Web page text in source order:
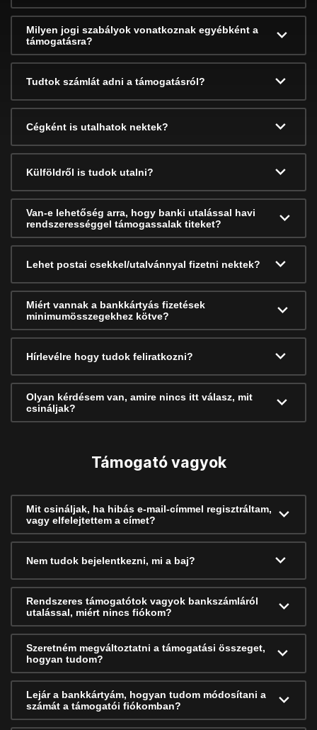
Milyen jogi szabályok vonatkoznak egyébként a
támogatásra?
Tudtok számlát adni a támogatásról?
Cégként is utalhatok nektek?
Külföldről is tudok utalni?
Van-e lehetőség arra, hogy banki utalással havi
rendszerességgel támogassalak titeket?
Lehet postai csekkel/utalvánnyal fizetni nektek?
Miért vannak a bankkártyás fizetések
minimumösszegekhez kötve?
Hírlevélre hogy tudok feliratkozni?
Olyan kérdésem van, amire nincs itt válasz, mit
csináljak?
Támogató vagyok
Mit csináljak, ha hibás e-mail-címmel regisztráltam,
vagy elfelejtettem a címet?
Nem tudok bejelentkezni, mi a baj?
Rendszeres támogatótok vagyok bankszámláról
utalással, miért nincs fiókom?
Szeretném megváltoztatni a támogatási összeget,
hogyan tudom?
Lejár a bankkártyám, hogyan tudom módosítani a
számát a támogatói fiókomban?